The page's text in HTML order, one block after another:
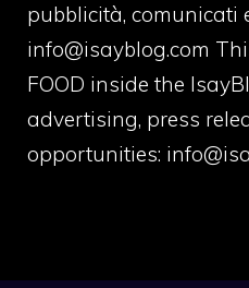
pubblicità, comunicati
info@isayblog.com
FOOD inside the
advertising, press
opportunities: